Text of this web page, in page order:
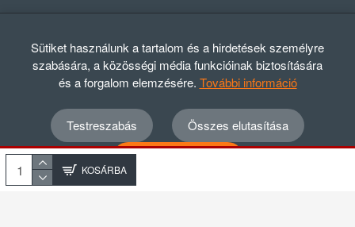
KOSÁRBA
Hétfő-Péntek: 08:00-16:30
© 2012 - 2024 GASZTRΩMEGA Kft.
Adatvédelmi szabályzat
ÁSZF
Elállási nyilatkozat
Sütiket használunk a tartalom és a hirdetések személyre
szabására, a közösségi média funkcióinak biztosítására
és a forgalom elemzésére. További információ
Testreszabás
Összes elutasítása
Összes elfogadása